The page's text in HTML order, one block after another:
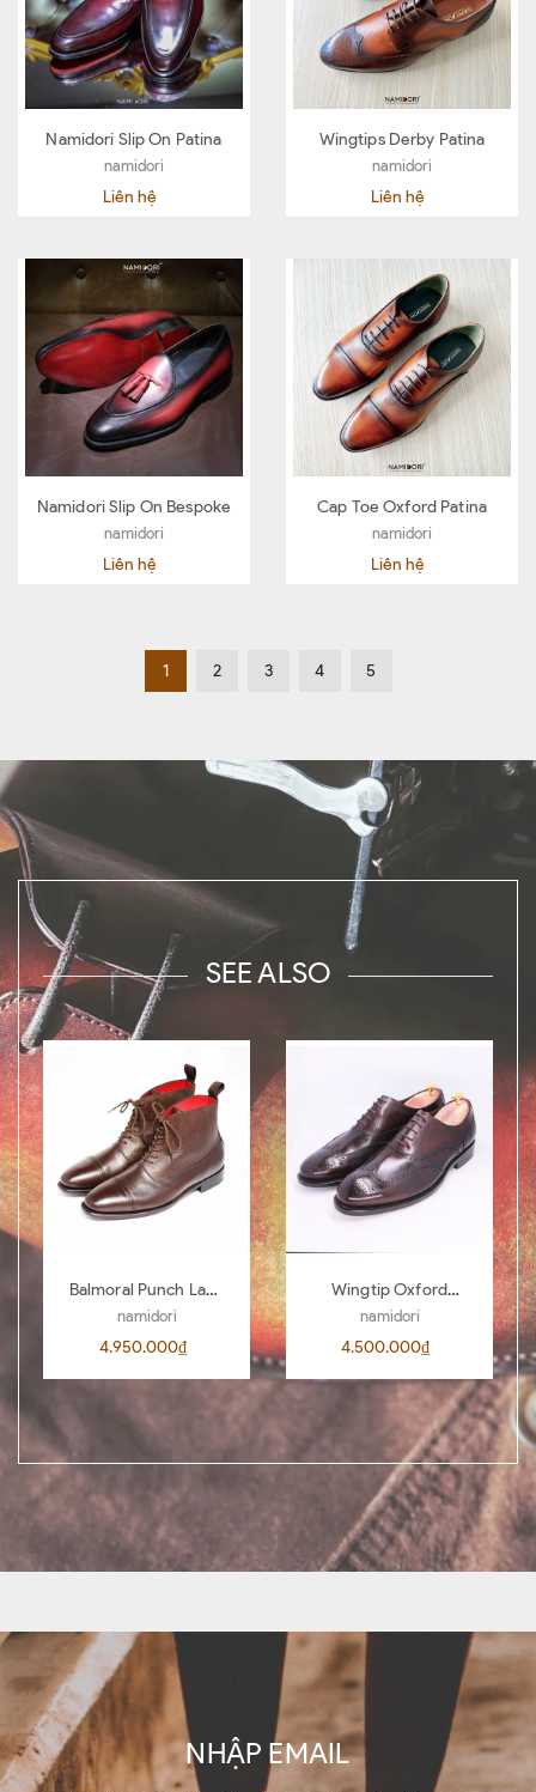
Namidori Slip On Patina
namidori
Liên hệ
Wingtips Derby Patina
namidori
Liên hệ
Namidori Slip On Bespoke
namidori
Liên hệ
Cap Toe Oxford Patina
namidori
Liên hệ
1 2 3 4 5
SEE ALSO
Balmoral Punch Lace
Boots BL04
namidori
4.950.000₫
Wingtip Oxford
AL00 D.Brown 442
namidori
4.500.000₫
NHẬP EMAIL